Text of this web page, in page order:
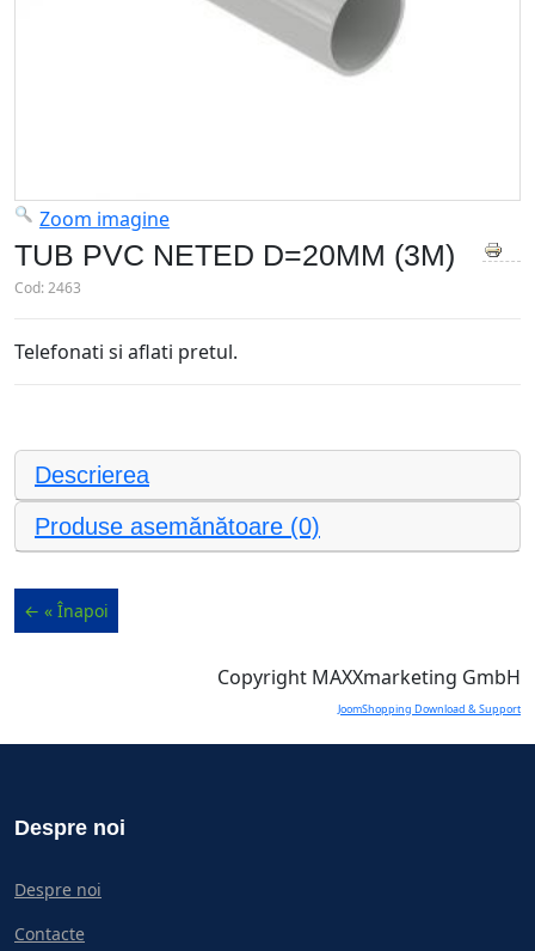
Zoom imagine
TUB PVC NETED D=20MM (3M)
Cod:2463
Telefonati si aflati pretul.
Descrierea
Produse asemănătoare (0)
Copyright MAXXmarketing GmbH
JoomShopping Download & Support
Despre noi
Despre noi
Contacte